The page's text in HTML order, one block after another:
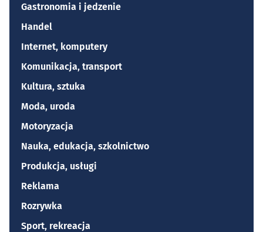
Gastronomia i jedzenie
Handel
Internet, komputery
Komunikacja, transport
Kultura, sztuka
Moda, uroda
Motoryzacja
Nauka, edukacja, szkolnictwo
Produkcja, usługi
Reklama
Rozrywka
Sport, rekreacja